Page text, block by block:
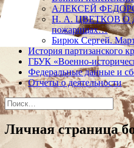
АЛЕКСЕЙ
Н. А. ЦВЕТКОВ О
пожарищах…
Бирюк Сергей.
История партизанского
ГБУК «Военно-
Федеральные данные и
Отчеты о деятельности
Найти:
Личная страница